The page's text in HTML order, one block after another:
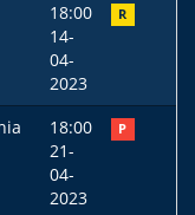
18:00
14-
04-
2023
R
18:00
21-
04-
2023
P